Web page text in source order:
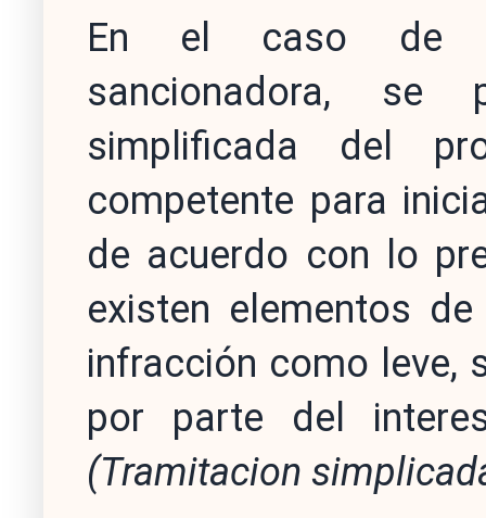
En el caso de
sancionadora, se
simplificada del
competente para
de acuerdo con lo
existen elementos
infracción como leve,
por parte del
(Tramitacion